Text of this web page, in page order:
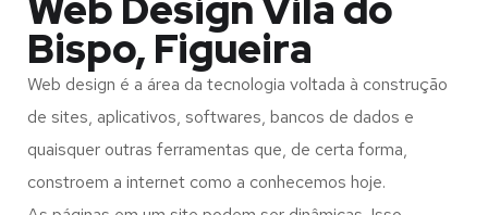
Bispo, Figueira
Web design é a área da tecnologia voltada à construção
de sites, aplicativos, softwares, bancos de dados e
quaisquer outras ferramentas que, de certa forma,
constroem a internet como a conhecemos hoje.